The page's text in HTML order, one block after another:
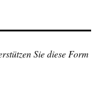
Sie diese Form